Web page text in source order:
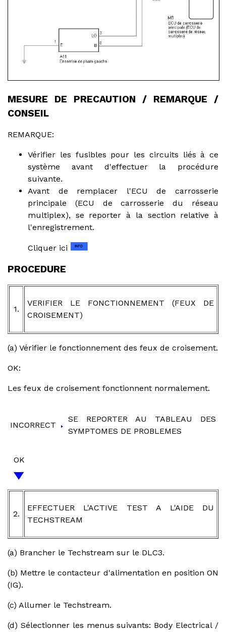
MESURE DE PRECAUTION / REMARQUE /
CONSEIL
REMARQUE:
Vérifier les fusibles pour les circuits liés à ce
système avant d'effectuer la procédure
suivante.
Avant de remplacer l'ECU de carrosserie
principale (ECU de carrosserie du réseau
multiplex), se reporter à la section relative à
l'enregistrement.
Cliquer ici
PROCEDURE
1.
VERIFIER LE FONCTIONNEMENT (FEUX DE
CROISEMENT)
(a) Vérifier le fonctionnement des feux de croisement.
OK:
Les feux de croisement fonctionnent normalement.
INCORRECT
SE REPORTER AU TABLEAU DES
SYMPTOMES DE PROBLEMES
OK
2.
EFFECTUER L'ACTIVE TEST A L'AIDE DU
TECHSTREAM
(a) Brancher le Techstream sur le DLC3.
(b) Mettre le contacteur d'alimentation en position ON
(IG).
(c) Allumer le Techstream.
(d) Sélectionner les menus suivants: Body Electrical /